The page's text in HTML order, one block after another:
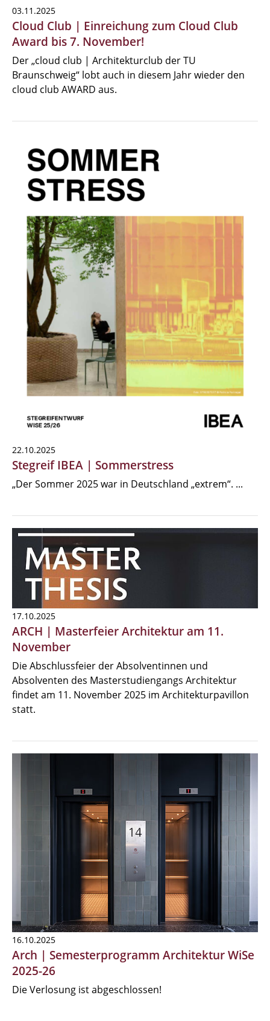
03.11.2025
Cloud Club | Einreichung zum Cloud Club
Award bis 7. November!
Der „cloud club | Architekturclub der TU
Braunschweig“ lobt auch in diesem Jahr wieder den
cloud club AWARD aus.
22.10.2025
Stegreif IBEA | Sommerstress
„Der Sommer 2025 war in Deutschland „extrem“. ...
17.10.2025
ARCH | Masterfeier Architektur am 11.
November
Die Abschlussfeier der Absolventinnen und
Absolventen des Masterstudiengangs Architektur
findet am 11. November 2025 im Architekturpavillon
statt.
16.10.2025
Arch | Semesterprogramm Architektur WiSe
2025-26
Die Verlosung ist abgeschlossen!